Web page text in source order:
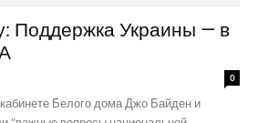
Поддержка Украины — в
0
Белого дома Джо Байден и